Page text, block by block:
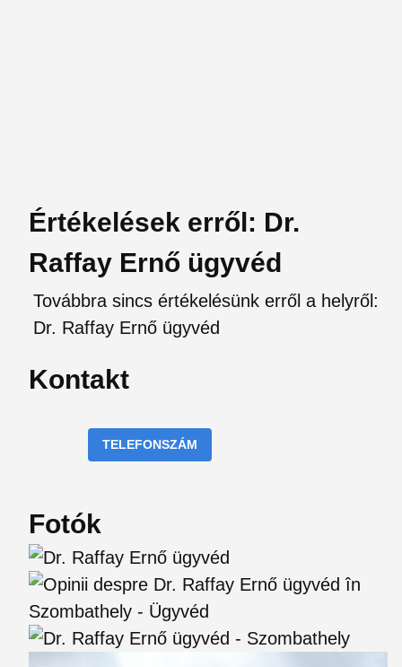
Értékelések erről: Dr.
Raffay Ernő ügyvéd
Továbbra sincs értékelésünk erről a helyről:
Dr. Raffay Ernő ügyvéd
Kontakt
TELEFONSZÁM
Fotók